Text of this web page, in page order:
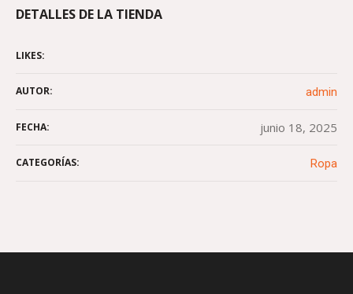
DETALLES DE LA TIENDA
LIKES:
AUTOR: admin
FECHA: junio 18, 2025
CATEGORÍAS: Ropa